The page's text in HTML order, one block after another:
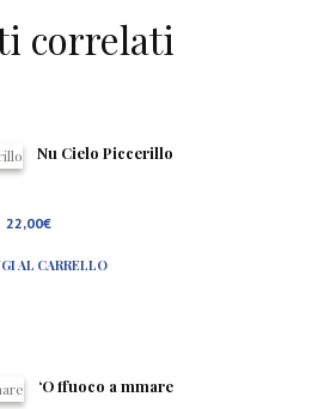
correlati
Nu Cielo Piccerillo
22,00€
AL CARRELLO
‘O ffuoco a mmare